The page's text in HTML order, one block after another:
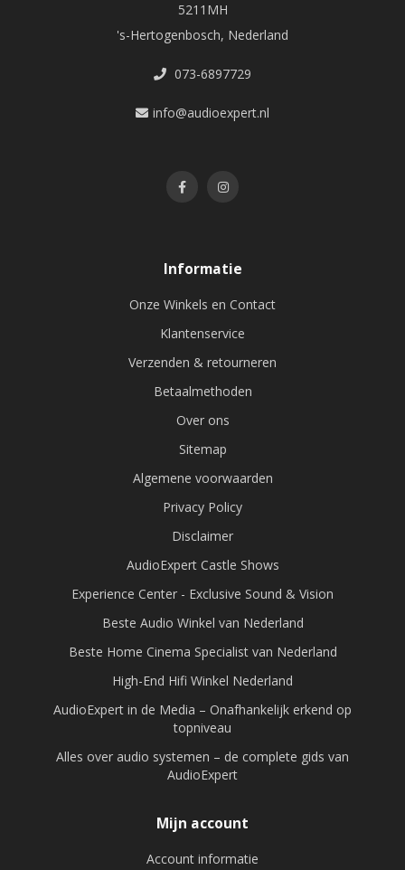
5211MH
's-Hertogenbosch, Nederland
073-6897729
info@audioexpert.nl
Informatie
Onze Winkels en Contact
Klantenservice
Verzenden & retourneren
Betaalmethoden
Over ons
Sitemap
Algemene voorwaarden
Privacy Policy
Disclaimer
AudioExpert Castle Shows
Experience Center - Exclusive Sound & Vision
Beste Audio Winkel van Nederland
Beste Home Cinema Specialist van Nederland
High-End Hifi Winkel Nederland
AudioExpert in de Media – Onafhankelijk erkend op
topniveau
Alles over audio systemen – de complete gids van
AudioExpert
Mijn account
Account informatie